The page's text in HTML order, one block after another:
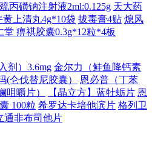
丙磺钠注射液2ml:0.125g 天大药
黄上清丸4g*10袋 拔毒膏4贴 熄风
堂 痹祺胶囊0.3g*12粒*4板
剂）3.6mg 金尔力（鲑鱼降钙素
(仑伐替尼胶囊）
恩必普（丁苯
咀嚼片） 【晶立方】蓝牡蛎片 恩
100粒 希罗达卡培他滨片 格列卫
通非布司他片